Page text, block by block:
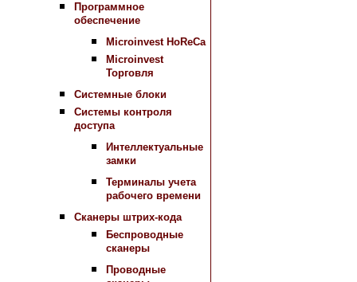
Программное
обеспечение
Microinvest HoReCa
Microinvest
Торговля
Системные блоки
Системы контроля
доступа
Интеллектуальные
замки
Терминалы учета
рабочего времени
Сканеры штрих-кода
Беспроводные
сканеры
Проводные